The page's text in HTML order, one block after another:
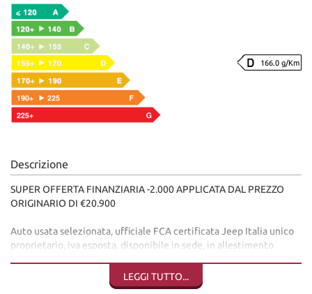
166.0 g/Km
Descrizione
SUPER OFFERTA FINANZIARIA -2.000 APPLICATA DAL PREZZO
ORIGINARIO DI €20.900
Auto usata selezionata, ufficiale FCA certificata Jeep Italia unico
proprietario, iva esposta, disponibile in sede, in allestimento
IVA COMPLETAMENTE DETRAIBILE acquistabile anche con LEGGE
LEGGI TUTTO...